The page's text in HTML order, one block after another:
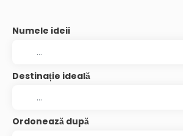
Numele ideii
Destinație ideală
Ordonează după